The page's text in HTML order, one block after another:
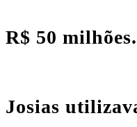
R$ 50 milhões.
Josias